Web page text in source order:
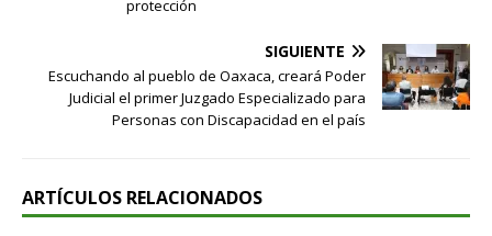
protección
SIGUIENTE
Escuchando al pueblo de Oaxaca, creará Poder
Judicial el primer Juzgado Especializado para
Personas con Discapacidad en el país
ARTÍCULOS RELACIONADOS